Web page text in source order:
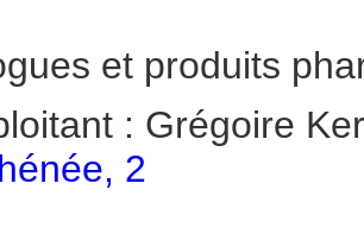
et produits
: Grégoire
2